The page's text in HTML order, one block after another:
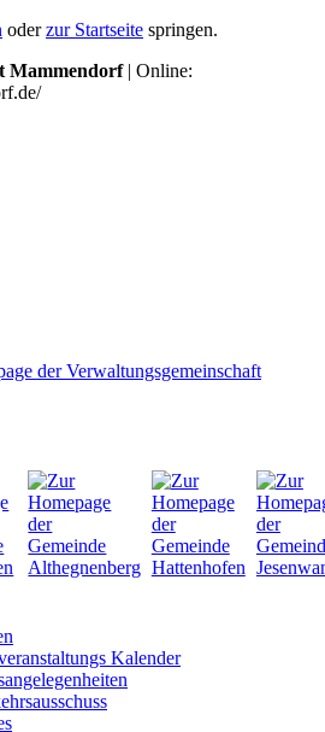
oderzur Startseite springen.
Mammendorf| Online:
Kalender